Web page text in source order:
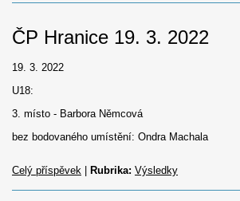
ČP Hranice 19. 3. 2022
19. 3. 2022
U18:
3. místo - Barbora Němcová
bez bodovaného umístění: Ondra Machala
Celý příspěvek Rubrika: Výsledky